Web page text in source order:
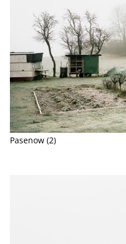
Pasenow (2)